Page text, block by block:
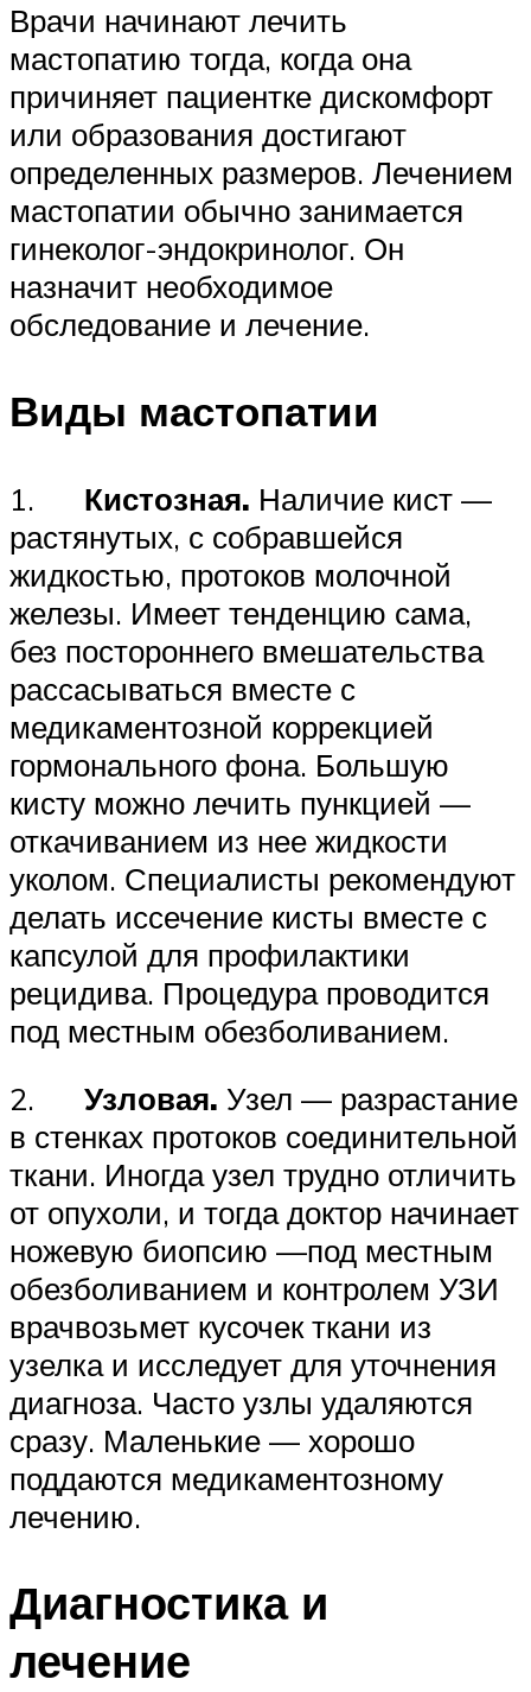
Врачи начинают лечить
мастопатию тогда, когда она
причиняет пациентке дискомфорт
или образования достигают
определенных размеров. Лечением
мастопатии обычно занимается
гинеколог-эндокринолог. Он
назначит необходимое
обследование и лечение.
Виды мастопатии
1. Кистозная. Наличие кист —
растянутых, с собравшейся
жидкостью, протоков молочной
железы. Имеет тенденцию сама,
без постороннего вмешательства
рассасываться вместе с
медикаментозной коррекцией
гормонального фона. Большую
кисту можно лечить пункцией —
откачиванием из нее жидкости
уколом. Специалисты рекомендуют
делать иссечение кисты вместе с
капсулой для профилактики
рецидива. Процедура проводится
под местным обезболиванием.
2.
Узловая. Узел — разрастание
в стенках протоков соединительной
ткани. Иногда узел трудно отличить
от опухоли, и тогда доктор начинает
ножевую биопсию —под местным
обезболиванием и контролем УЗИ
врачвозьмет кусочек ткани из
узелка и исследует для уточнения
диагноза. Часто узлы удаляются
сразу. Маленькие — хорошо
поддаются медикаментозному
лечению.
Диагностика и
лечение